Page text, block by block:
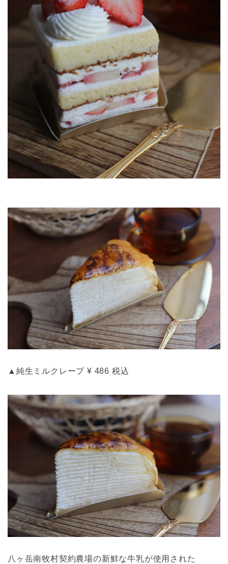
▲純生ミルクレープ ¥ 486 税込
八ヶ岳南牧村契約農場の新鮮な牛乳が使用された